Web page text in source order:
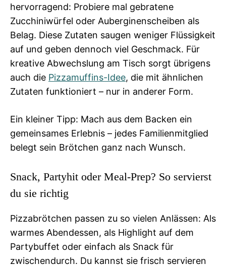
hervorragend: Probiere mal gebratene
Zucchiniwürfel oder Auberginenscheiben als
Belag. Diese Zutaten saugen weniger Flüssigkeit
auf und geben dennoch viel Geschmack. Für
kreative Abwechslung am Tisch sorgt übrigens
auch die Pizzamuffins-Idee, die mit ähnlichen
Zutaten funktioniert – nur in anderer Form.
Ein kleiner Tipp: Mach aus dem Backen ein
gemeinsames Erlebnis – jedes Familienmitglied
belegt sein Brötchen ganz nach Wunsch.
Snack, Partyhit oder Meal-Prep? So servierst
du sie richtig
Pizzabrötchen passen zu so vielen Anlässen: Als
warmes Abendessen, als Highlight auf dem
Partybuffet oder einfach als Snack für
zwischendurch. Du kannst sie frisch servieren